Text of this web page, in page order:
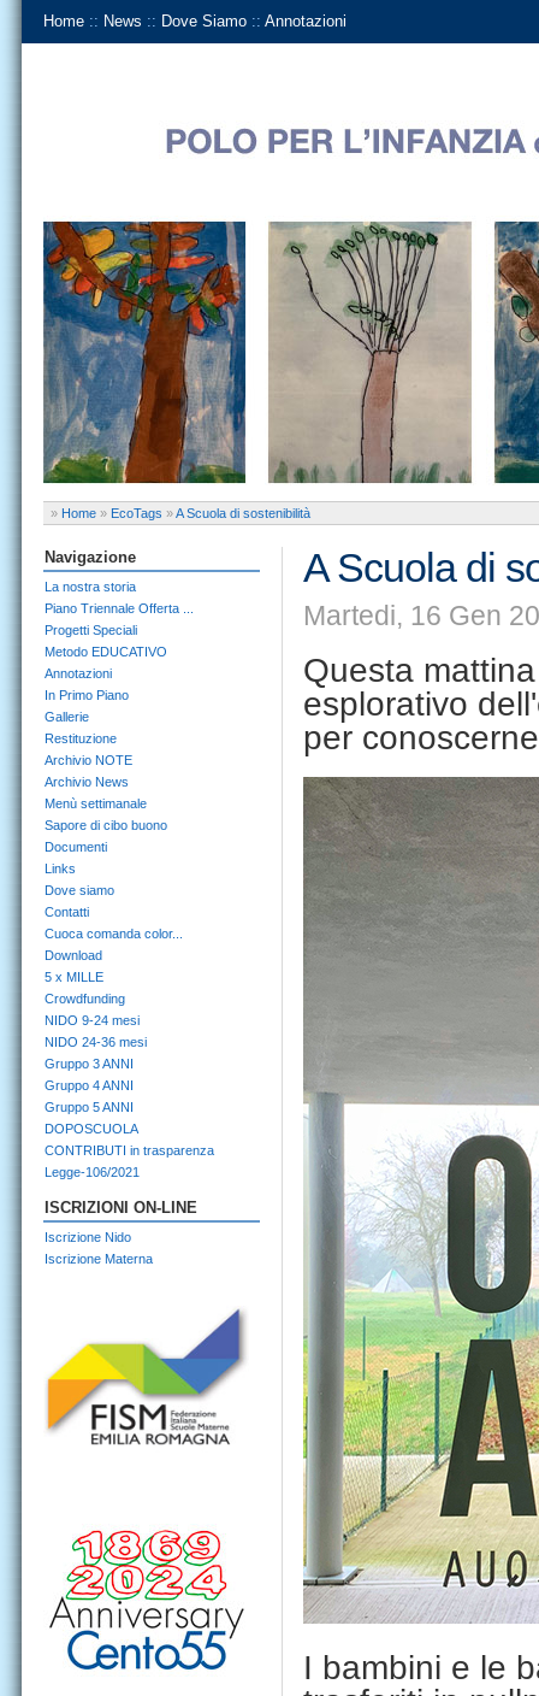
Home :: News :: Dove Siamo :: Annotazioni
» Home » EcoTags »A Scuola di sostenibilità
A Scuola di
Martedi, 16 Gen
Questa
esplorativo
per
I bambini e le
Navigazione
La nostra storia
Piano Triennale Offerta ...
Progetti Speciali
Metodo EDUCATIVO
Annotazioni
In Primo Piano
Gallerie
Restituzione
Archivio NOTE
Archivio News
Menù settimanale
Sapore di cibo buono
Documenti
Links
Dove siamo
Contatti
Cuoca comanda color...
Download
5 x MILLE
Crowdfunding
NIDO 9-24 mesi
NIDO 24-36 mesi
Gruppo 3 ANNI
Gruppo 4 ANNI
Gruppo 5 ANNI
DOPOSCUOLA
CONTRIBUTI in trasparenza
Legge-106/2021
ISCRIZIONI ON-LINE
Iscrizione Nido
Iscrizione Materna